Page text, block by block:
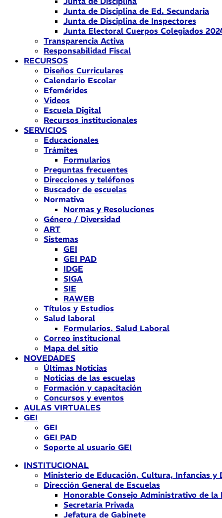
Junta de Disciplina de Ed. Secundaria
Junta de Disciplina de Inspectores
Junta Electoral Cuerpos Colegiados
Transparencia Activa
Responsabilidad Fiscal
RECURSOS
Diseños Curriculares
Calendario Escolar
Efemérides
Videos
Escuela Digital
Recursos institucionales
SERVICIOS
Educacionales
Trámites
Formularios
Preguntas frecuentes
Direcciones y teléfonos
Buscador de escuelas
Normativa
Normas y Resoluciones
Género / Diversidad
ART
Sistemas
GEI
GEI PAD
IDGE
SIGA
SIE
RAWEB
Títulos y Estudios
Salud laboral
Formularios. Salud Laboral
Correo institucional
Mapa del sitio
NOVEDADES
Últimas Noticias
Noticias de las escuelas
Formación y capacitación
Concursos y eventos
AULAS VIRTUALES
GEI
GEI
GEI PAD
Soporte al usuario GEI
INSTITUCIONAL
Ministerio de Educación, Cultura, Infancias y
Dirección General de Escuelas
Honorable Consejo Administrativo de la
Secretaría Privada
Jefatura de Gabinete